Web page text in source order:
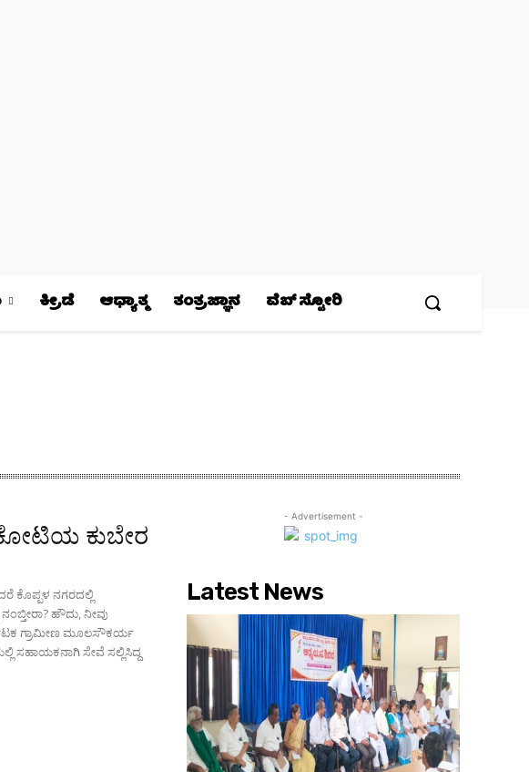
ಕ್ರೀಡೆ ಆಧ್ಯಾತ್ಮ ತಂತ್ರಜ್ಞಾನ ವೆಬ್ ಸ್ಟೋರಿ
ಕೋಟಿಯ ಕುಬೇರ
ಕೊಪ್ಪಳ ನಗರದಲ್ಲಿ
ಹೌದು, ನೀವು
ಗ್ರಾಮೀಣ ಮೂಲಸೌಕರ್ಯ
ಸಹಾಯಕನಾಗಿ ಸೇವೆ ಸಲ್ಲಿಸಿದ್ದ
- Advertisement -
Latest News